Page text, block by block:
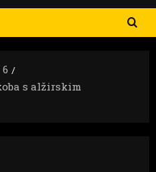
6
s alžirskim